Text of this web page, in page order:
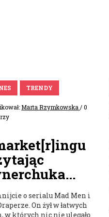
TRENDY
Marta Rzymkowska / 0
o serialu Mad Men i
On żył w łatwych
w których nic nie ulegało